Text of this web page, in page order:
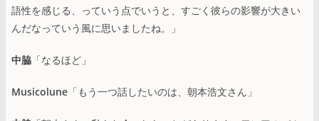
語性を感じる、っていう点でいうと、すごく彼らの影響が大きい
んだなっていう風に思いましたね。」
中脇 「なるほど」
Musicolune 「もう一つ話したいのは、朝本浩文さん」